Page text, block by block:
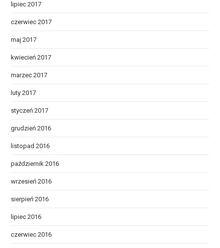
lipiec 2017
czerwiec 2017
maj 2017
kwiecień 2017
marzec 2017
luty 2017
styczeń 2017
grudzień 2016
listopad 2016
październik 2016
wrzesień 2016
sierpień 2016
lipiec 2016
czerwiec 2016